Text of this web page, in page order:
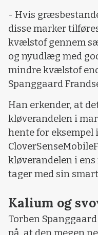
- Hvis
disse marker
kvælstof gennem
og nyudlæg med
mindre kvælstof
Spanggaard
Han erkender, at
kløverandelen i
hente for eksempel
kløverandelen i
tager med sin
Kalium og
Torben